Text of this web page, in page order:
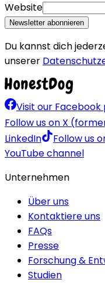
Website
Newsletter abonnieren
Du kannst dich
unserer
Visit our Facebook
Follow us on X
LinkedIn
Follow us
YouTube channel
Unternehmen
Über uns
Kontaktiere uns
FAQs
Presse
Forschung &
Studien